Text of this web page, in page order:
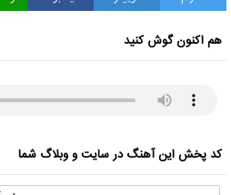
هم اکنون گوش کنید
کد پخش این آهنگ در سایت و وبلاگ شما